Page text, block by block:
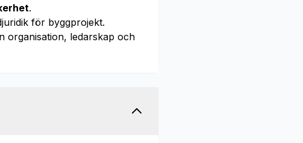
.
för byggprojekt.
organisation, ledarskap och